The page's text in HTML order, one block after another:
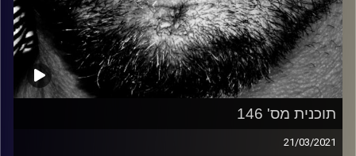
תוכנית מס' 146
21/03/2021